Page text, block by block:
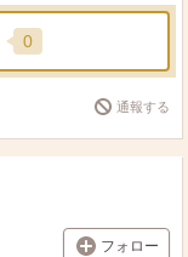
0
通報する
フォロー